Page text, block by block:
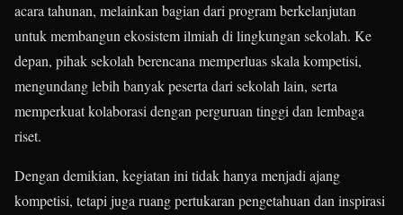
acara tahunan, melainkan bagian dari program berkelanjutan
untuk membangun ekosistem ilmiah di lingkungan sekolah. Ke
depan, pihak sekolah berencana memperluas skala kompetisi,
mengundang lebih banyak peserta dari sekolah lain, serta
memperkuat kolaborasi dengan perguruan tinggi dan lembaga
riset.
Dengan demikian, kegiatan ini tidak hanya menjadi ajang
kompetisi, tetapi juga ruang pertukaran pengetahuan dan inspirasi